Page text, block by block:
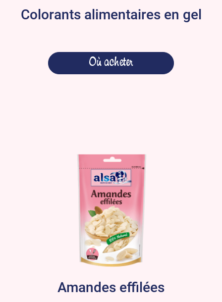
Colorants alimentaires en gel
Où acheter
Amandes effilées